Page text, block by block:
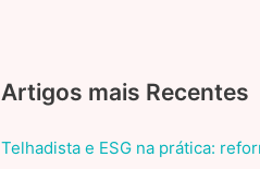
Artigos mais Recentes
Telhadista e ESG na prática: